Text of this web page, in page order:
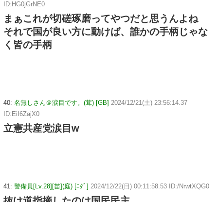
ID:HG0jGrNE0
まぁこれが切磋琢磨ってやつだと思うんよね
それで国が良い方に動けば、誰かの手柄じゃな
く皆の手柄
40: 名無しさん＠涙目です。(茸) [GB] 2024/12/21(土) 23:56:14.37
ID:EiI6ZajX0
立憲共産党涙目w
41: 警備員[Lv.28][苗](庭) [ﾆﾀﾞ] 2024/12/22(日) 00:11:58.53 ID:/NrwtXQG0